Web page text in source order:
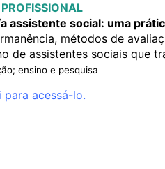
assistente social: uma
métodos de
de assistentes sociais que
ensino e pesquisa
para acessá-lo.